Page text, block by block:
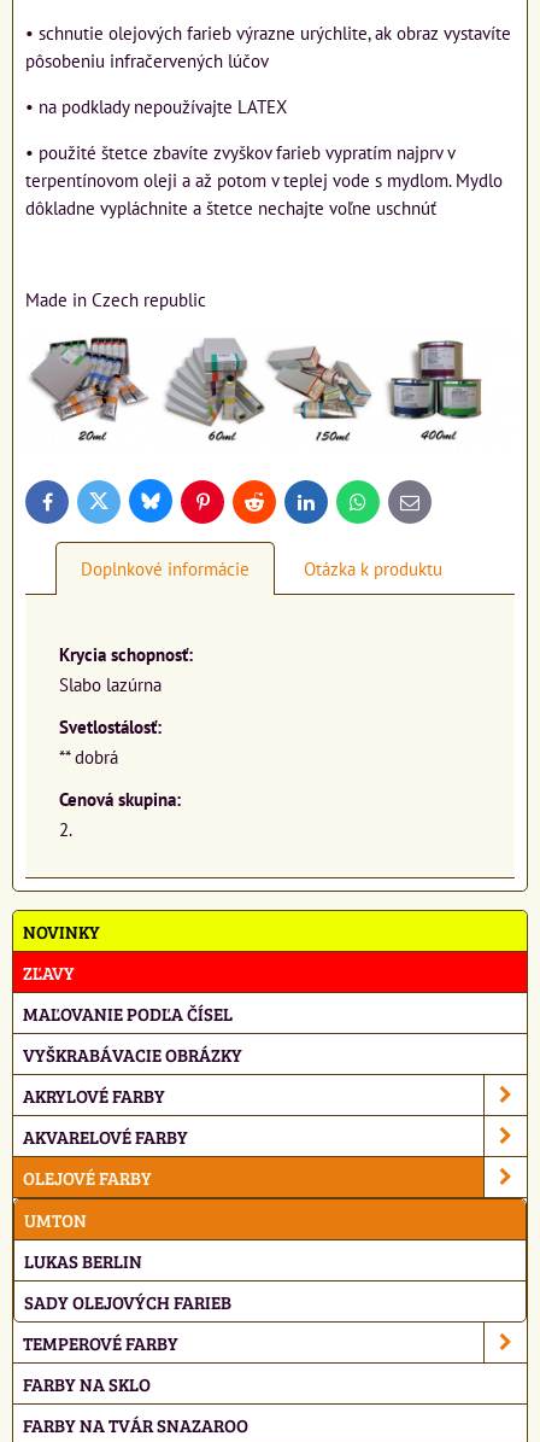
• schnutie olejových farieb výrazne urýchlite, ak obraz vystavíte
pôsobeniu infračervených lúčov
• na podklady nepoužívajte LATEX
• použité štetce zbavíte zvyškov farieb vypratím najprv v
terpentínovom oleji a až potom v teplej vode s mydlom. Mydlo
dôkladne vypláchnite a štetce nechajte voľne uschnúť
Made in Czech republic
FacebookTwitter BlueskyPinterestReddit LinkedInWhatsApp
E-
mail
Doplnkové informácie Otázka k produktu
Krycia schopnosť:
Slabo lazúrna
Svetlostálosť:
** dobrá
Cenová skupina:
2.
NOVINKY
ZĽAVY
MAĽOVANIE PODĽA ČÍSEL
VYŠKRABÁVACIE OBRÁZKY
AKRYLOVÉ FARBY
AKVARELOVÉ FARBY
OLEJOVÉ FARBY
UMTON
LUKAS BERLIN
SADY OLEJOVÝCH FARIEB
TEMPEROVÉ FARBY
FARBY NA SKLO
FARBY NA TVÁR SNAZAROO